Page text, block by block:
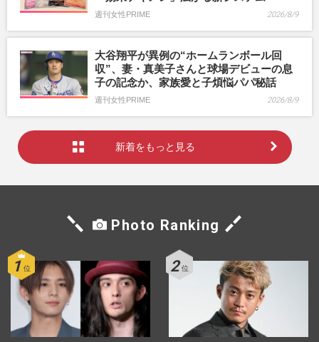
週刊女性PRIME 2026/8/9
大谷翔平が異例の“ホームランボール回
収”、妻・真美子さんと球場デビューの息
子の記念か、家族愛と子煩悩パパ秘話
週刊女性PRIME 2026/8/9
新着をもっと見る
Photo Ranking